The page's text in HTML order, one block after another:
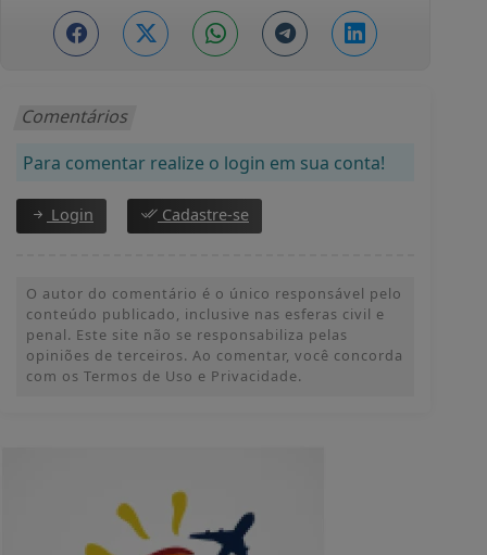
Comentários
Para comentar realize o login em sua conta!
Login Cadastre-se
O autor do comentário é o único responsável pelo
conteúdo publicado, inclusive nas esferas civil e
penal. Este site não se responsabiliza pelas
opiniões de terceiros. Ao comentar, você concorda
com os Termos de Uso e Privacidade.